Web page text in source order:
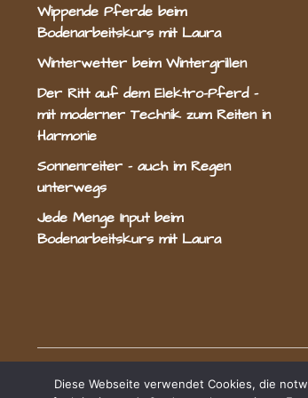
Wippende Pferde beim
Bodenarbeitskurs mit Laura
Winterwetter beim Wintergrillen
Der Ritt auf dem Elektro-Pferd –
mit moderner Technik zum Reiten in
Harmonie
Sonnenreiter – auch im Regen
unterwegs
Jede Menge Input beim
Bodenarbeitskurs mit Laura
Radevormwald e.V.
Diese Webseite verwendet Cookies, die